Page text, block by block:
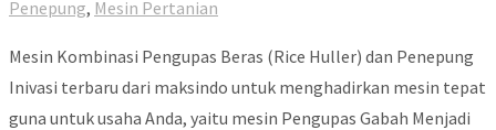
Penepung, Mesin Pertanian
Mesin Kombinasi Pengupas Beras (Rice Huller) dan Penepung
Inivasi terbaru dari maksindo untuk menghadirkan mesin tepat
guna untuk usaha Anda, yaitu mesin Pengupas Gabah Menjadi